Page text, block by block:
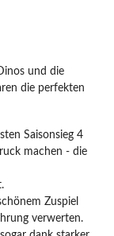
und die
die perfekten
Saisonsieg 4
machen - die
Zuspiel
verwerten.